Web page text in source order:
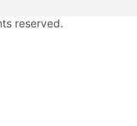
reserved.